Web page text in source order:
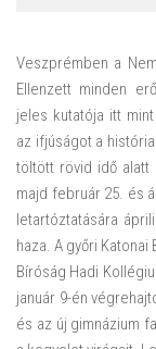
Veszprémben a
Ellenzett minden
jeles kutatója itt
az ifjúságot a
töltött rövid idő alatt
majd február 25. és
letartóztatására
haza. A győri
Bíróság Hadi
január 9-én
és az új gimnázium